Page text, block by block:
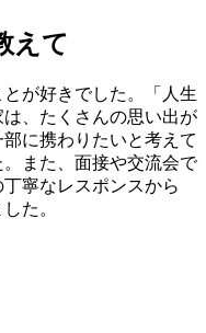
えて
が好きでした。「人生
、たくさんの思い出が
に携わりたいと考えて
また、面接や交流会で
寧なレスポンスから
た。